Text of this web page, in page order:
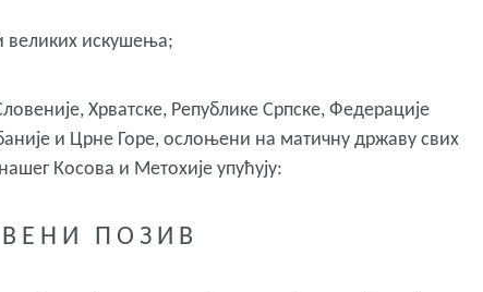
великих искушења;
Хрватске, Републике Српске, Федерације
и Црне Горе, ослоњени на матичну државу свих
Косова и Метохије упућују:
Е Н И П О З И В